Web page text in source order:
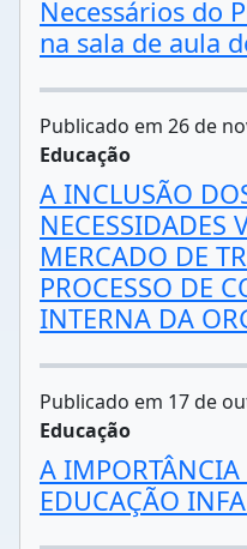
Necessários do
na sala de aula
Publicado em 26 de
Educação
A INCLUSÃO
NECESSIDADES
MERCADO DE
PROCESSO DE
INTERNA DA
Publicado em 17 de
Educação
A
EDUCAÇÃO